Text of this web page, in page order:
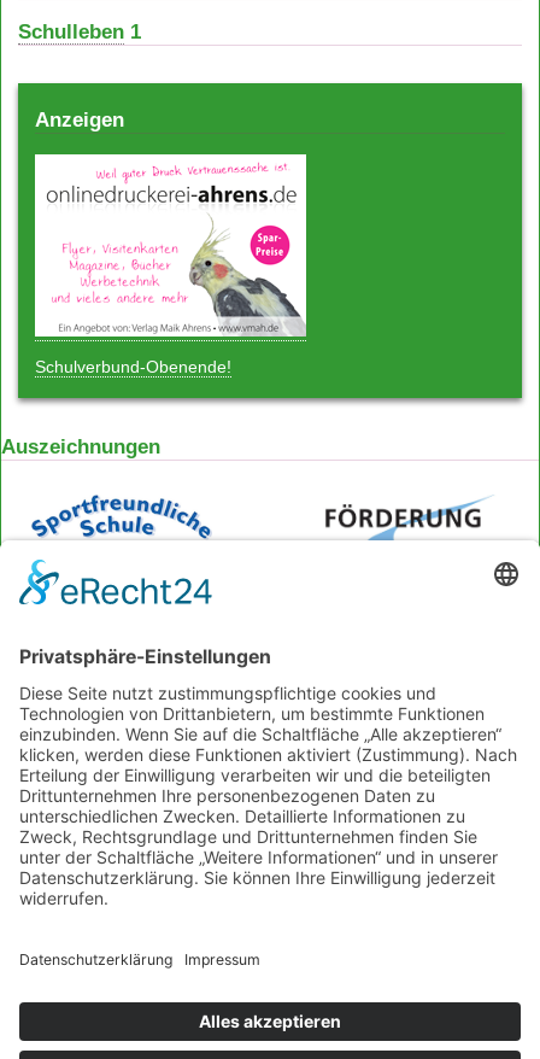
Schulleben 1
Anzeigen
Schulverbund-Obenende!
Auszeichnungen